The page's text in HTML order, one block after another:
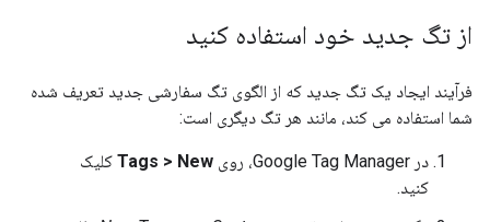
از تگ جدید خود استفاده کنید
فرآیند ایجاد یک تگ جدید که از الگوی تگ سفارشی جدید تعریف شده
شما استفاده می کند، مانند هر تگ دیگری است:
در Google Tag Manager، روی Tags > New کلیک
کنید.